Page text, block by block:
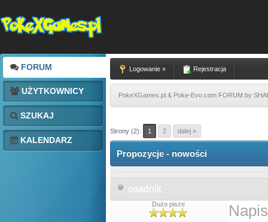
FORUM
UŻYTKOWNICY
SZUKAJ
KALENDARZ
Logowanie » Rejestracja
PokeXGames.pl & Poke-Evo.com FORUM by
Strony (2): 1 2 dalej »
Propozycje - nowości
osadnik
Dużo pisze